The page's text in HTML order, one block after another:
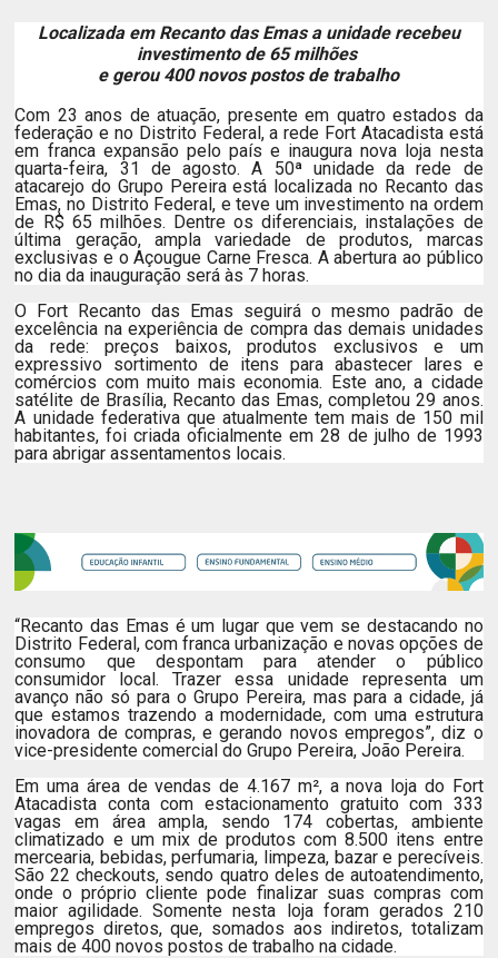
Localizada em Recanto das Emas a unidade recebeu
investimento de 65 milhões
e gerou 400 novos postos de trabalho
Com 23 anos de atuação, presente em quatro estados da
federação e no Distrito Federal, a rede Fort Atacadista está
em franca expansão pelo país e inaugura nova loja nesta
quarta-feira, 31 de agosto. A 50ª unidade da rede de
atacarejo do Grupo Pereira está localizada no Recanto das
Emas, no Distrito Federal, e teve um investimento na ordem
de R$ 65 milhões. Dentre os diferenciais, instalações de
última geração, ampla variedade de produtos, marcas
exclusivas e o Açougue Carne Fresca. A abertura ao público
no dia da inauguração será às 7 horas.
O Fort Recanto das Emas seguirá o mesmo padrão de
excelência na experiência de compra das demais unidades
da rede: preços baixos, produtos exclusivos e um
expressivo sortimento de itens para abastecer lares e
comércios com muito mais economia. Este ano, a cidade
satélite de Brasília, Recanto das Emas, completou 29 anos.
A unidade federativa que atualmente tem mais de 150 mil
habitantes, foi criada oficialmente em 28 de julho de 1993
para abrigar assentamentos locais.
“Recanto das Emas é um lugar que vem se destacando no
Distrito Federal, com franca urbanização e novas opções de
consumo que despontam para atender o público
consumidor local. Trazer essa unidade representa um
avanço não só para o Grupo Pereira, mas para a cidade, já
que estamos trazendo a modernidade, com uma estrutura
inovadora de compras, e gerando novos empregos”, diz o
vice-presidente comercial do Grupo Pereira, João Pereira.
Em uma área de vendas de 4.167 m², a nova loja do Fort
Atacadista conta com estacionamento gratuito com 333
vagas em área ampla, sendo 174 cobertas, ambiente
climatizado e um mix de produtos com 8.500 itens entre
mercearia, bebidas, perfumaria, limpeza, bazar e perecíveis.
São 22 checkouts, sendo quatro deles de autoatendimento,
onde o próprio cliente pode finalizar suas compras com
maior agilidade. Somente nesta loja foram gerados 210
empregos diretos, que, somados aos indiretos, totalizam
mais de 400 novos postos de trabalho na cidade.